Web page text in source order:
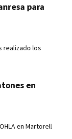
para
realizado los
en
en Martorell